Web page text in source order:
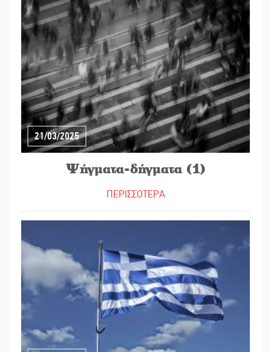
21/03/2025
Ψήγματα-δήγματα (1)
ΠΕΡΙΣΣΟΤΕΡΑ